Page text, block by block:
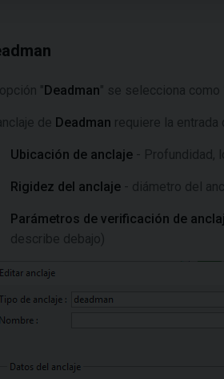
"Deadman" se selecciona como
de Deadman requiere la entrada
Ubicación de anclaje - Profundidad,
Rigidez del anclaje - diámetro del
Parámetros de verificación de
describe debajo)